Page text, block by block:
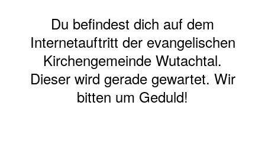
Du befindest dich auf dem
Internetauftritt der evangelischen
Kirchengemeinde Wutachtal.
Dieser wird gerade gewartet. Wir
bitten um Geduld!